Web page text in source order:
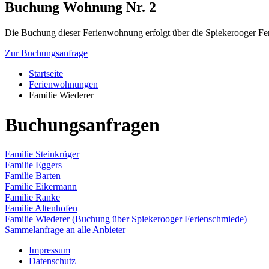
Buchung Wohnung Nr. 2
Die Buchung dieser Ferienwohnung erfolgt über die Spiekerooger
Zur Buchungsanfrage
Startseite
Ferienwohnungen
Familie Wiederer
Buchungsanfragen
Familie Steinkrüger
Familie Eggers
Familie Barten
Familie Eikermann
Familie Ranke
Familie Altenhofen
Familie Wiederer (Buchung über Spiekerooger Ferienschmiede)
Sammelanfrage an alle Anbieter
Impressum
Datenschutz